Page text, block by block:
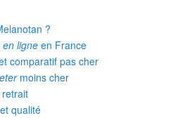
?
en ligne en France
comparatif pas cher
moins cher
qualité